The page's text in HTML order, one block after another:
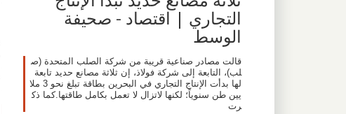
التجاري | اقتصاد - صحيفة
الوسط
قالت مصادر صناعية قريبة من شركة الصلب المتحدة (ص
لب)، التابعة إلى شركة فولاذ، إن ثلاثة مصانع حديد تابعة
لها بدأت الإنتاج التجاري في البحرين بطاقة تبلغ نحو 3 ملا
يين طن سنوياً؛ لكنها لاتزال لا تعمل بكامل طاقتها.كما ذك
رت